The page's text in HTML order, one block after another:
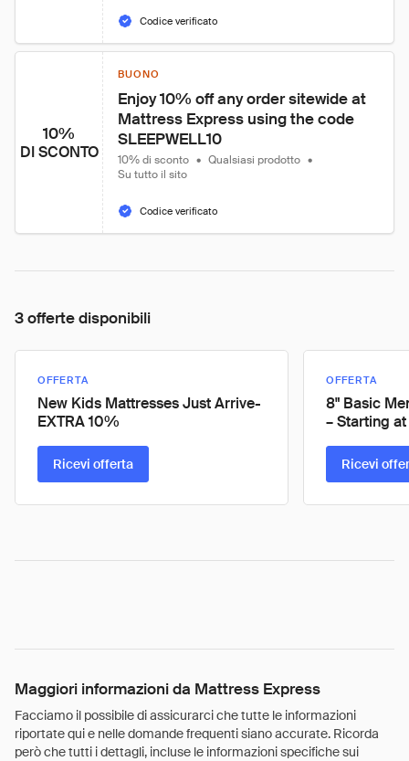
Codice verificato
10%
DI SCONTO
BUONO
Enjoy 10% off any order sitewide at
Mattress Express using the code
SLEEPWELL10
10% di sconto • Qualsiasi prodotto •
Su tutto il sito
Codice verificato
3 offerte disponibili
OFFERTA
New Kids Mattresses Just Arrive-
EXTRA 10%
Ricevi offerta
OFFERTA
8" Basic
– Starting
Ricevi
Maggiori informazioni da Mattress Express
Facciamo il possibile di assicurarci che tutte le informazioni
riportate qui e nelle domande frequenti siano accurate. Ricorda
però che tutti i dettagli, incluse le informazioni specifiche sui